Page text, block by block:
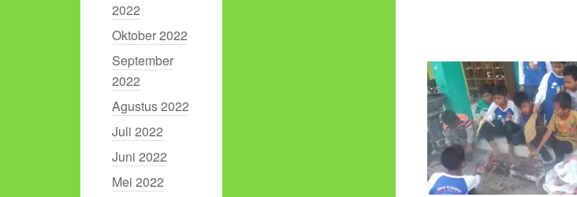
2022
Oktober 2022
September
2022
Agustus 2022
Juli 2022
Juni 2022
Mei 2022